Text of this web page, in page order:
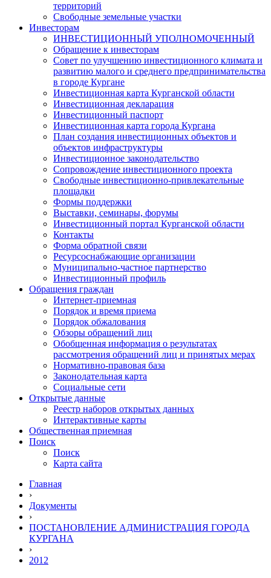
территорий
Свободные земельные участки
Инвесторам
ИНВЕСТИЦИОННЫЙ УПОЛНОМОЧЕННЫЙ
Обращение к инвесторам
Совет по улучшению инвестиционного климата и
развитию малого и среднего предпринимательства
в городе Кургане
Инвестиционная карта Курганской области
Инвестиционная декларация
Инвестиционный паспорт
Инвестиционная карта города Кургана
План создания инвестиционных объектов и
объектов инфраструктуры
Инвестиционное законодательство
Сопровождение инвестиционного проекта
Свободные инвестиционно-привлекательные
площадки
Формы поддержки
Выставки, семинары, форумы
Инвестиционный портал Курганской области
Контакты
Форма обратной связи
Ресурсоснабжающие организации
Муниципально-частное партнерство
Инвестиционный профиль
Обращения граждан
Интернет-приемная
Порядок и время приема
Порядок обжалования
Обзоры обращений лиц
Обобщенная информация о результатах
рассмотрения обращений лиц и принятых мерах
Нормативно-правовая база
Законодательная карта
Социальные сети
Открытые данные
Реестр наборов открытых данных
Интерактивные карты
Общественная приемная
Поиск
Поиск
Карта сайта
Главная
›
Документы
›
ПОСТАНОВЛЕНИЕ АДМИНИСТРАЦИЯ ГОРОДА
КУРГАНА
›
2012